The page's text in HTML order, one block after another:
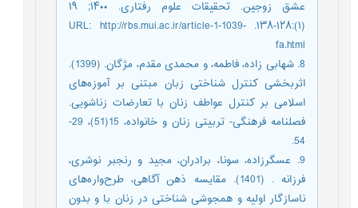
عشق زوجین. تحقیقات علوم رفتاری. ۱۴۰۰; ۱۹
(۱):۱۲۸-۱۳۸. URL: http://rbs.mui.ac.ir/article-1-1039-
fa.html
8. شهابی زاده، فاطمه، و محمدی مقدم، مژگان. (1399).
اثربخشی کنترل شناختی زبان مبتنی بر آموزه‌های
اسلامی بر کنترل عواطف زنان با تعارضات زناشویی.
فصلنامه فرهنگی- تربیتی زنان و خانواده، 15(51)، 29-
54.
9. عسگرزاده، سونا، برادران، مجید و رنجبر نوشری،
فرزانه . (1401). مقایسه ذهن آگاهی، طرح‌واره‌های
ناسازگار اولیه و همجوشی شناختی در زنان با و بدون